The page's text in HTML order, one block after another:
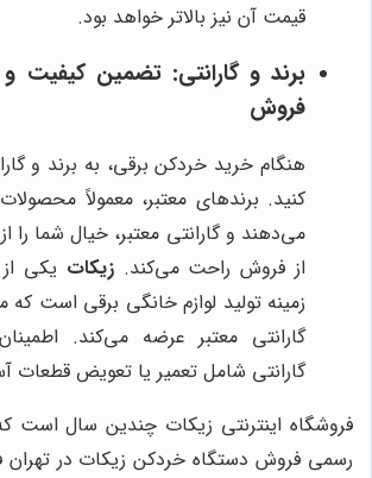
قیمت آن نیز بالاتر خواهد بود.
برند و گارانتی: تضمین
فروش
هنگام خرید خردکن برقی، به برند و
کنید. برندهای معتبر، معمولاً
می‌دهند و گارانتی معتبر، خیال شما
از فروش راحت می‌کند.زیکات یکی
زمینه تولید لوازم خانگی برقی است
گارانتی معتبر عرضه می‌کند.
گارانتی شامل تعمیر یا تعویض قطعات
فروشگاه اینترنتی زیکات چندین سال است
رسمی فروش دستگاه خردکن زیکات در تهران